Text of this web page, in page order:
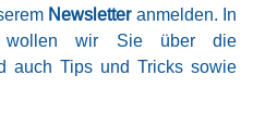
Newsletteranmelden. In
wollen wir Sie über die
auch Tips und Tricks sowie